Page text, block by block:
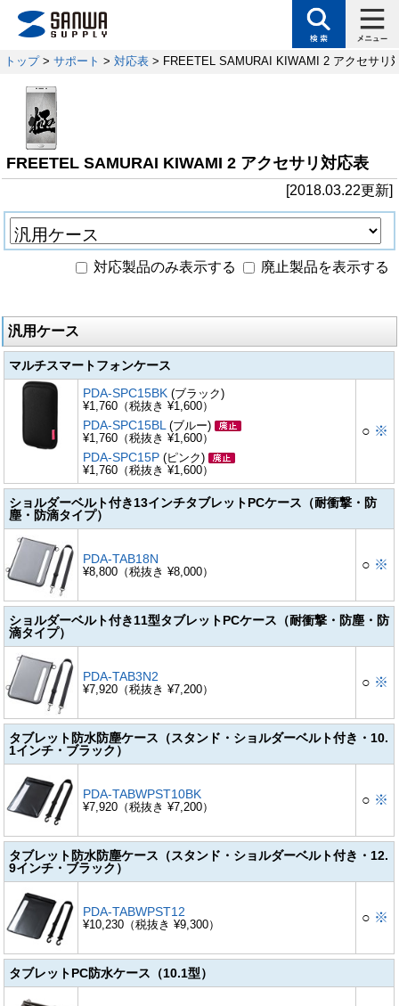
トップ> サポート > 対応表 > FREETEL SAMURAI KIWAMI 2 アクセサリ
FREETEL SAMURAI KIWAMI 2 アクセサリ対応表
[2018.03.22更新]
対応製品のみ表示する 廃止製品を表示する
汎用ケース
マルチスマートフォンケース
PDA-SPC15BK (ブラック)
¥1,760（税抜き ¥1,600）
PDA-SPC15BL (ブルー)
¥1,760（税抜き ¥1,600）
PDA-SPC15P (ピンク)
¥1,760（税抜き ¥1,600）
○ ※
ショルダーベルト付き13インチタブレットPCケース（耐衝撃・防
塵・防滴タイプ）
PDA-TAB18N
¥8,800（税抜き ¥8,000） ○ ※
ショルダーベルト付き11型タブレットPCケース（耐衝撃・防塵・防
滴タイプ）
PDA-TAB3N2
¥7,920（税抜き ¥7,200） ○ ※
タブレット防水防塵ケース（スタンド・ショルダーベルト付き・10.
1インチ・ブラック）
PDA-TABWPST10BK
¥7,920（税抜き ¥7,200） ○ ※
タブレット防水防塵ケース（スタンド・ショルダーベルト付き・12.
9インチ・ブラック）
PDA-TABWPST12
¥10,230（税抜き ¥9,300） ○ ※
タブレットPC防水ケース（10.1型）